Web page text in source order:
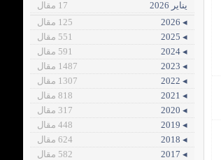
يناير 2026
17 مقال
◂ 2026
125 مقال
◂ 2025
551 مقال
◂ 2024
591 مقال
◂ 2023
1487 مقال
◂ 2022
1307 مقال
◂ 2021
818 مقال
◂ 2020
317 مقال
◂ 2019
448 مقال
◂ 2018
624 مقال
◂ 2017
582 مقال